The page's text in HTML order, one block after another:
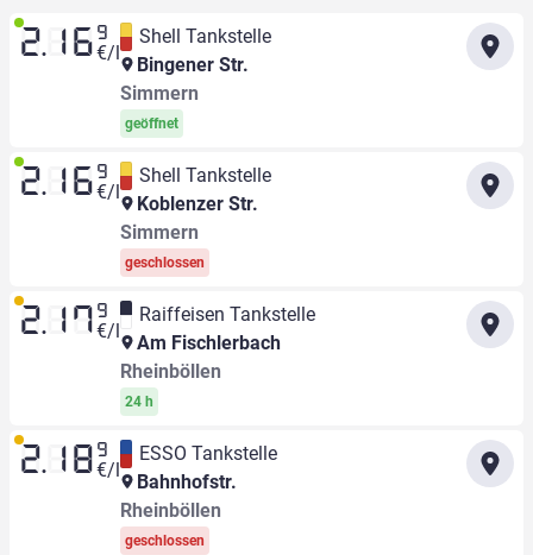
2.16 9
€/l
Shell Tankstelle
Bingener Str.
Simmern
geöffnet
2.16 9
€/l
Shell Tankstelle
Koblenzer Str.
Simmern
geschlossen
2.17 9
€/l
Raiffeisen Tankstelle
Am Fischlerbach
Rheinböllen
24 h
2.18 9
€/l
ESSO Tankstelle
Bahnhofstr.
Rheinböllen
geschlossen